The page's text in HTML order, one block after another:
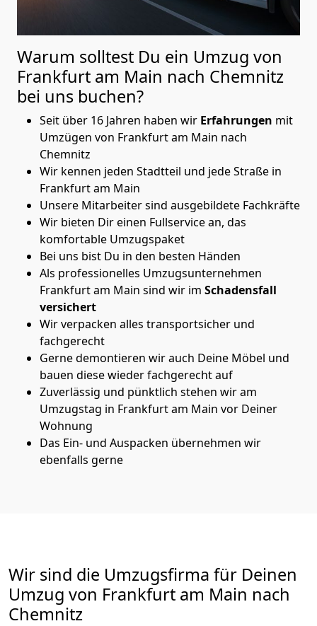
Warum solltest Du ein Umzug von
Frankfurt am Main nach Chemnitz
bei uns buchen?
Seit über 16 Jahren haben wir Erfahrungen mit
Umzügen von Frankfurt am Main nach
Chemnitz
Wir kennen jeden Stadtteil und jede Straße in
Frankfurt am Main
Unsere Mitarbeiter sind ausgebildete Fachkräfte
Wir bieten Dir einen Fullservice an, das
komfortable Umzugspaket
Bei uns bist Du in den besten Händen
Als professionelles Umzugsunternehmen
Frankfurt am Main sind wir im Schadensfall
versichert
Wir verpacken alles transportsicher und
fachgerecht
Gerne demontieren wir auch Deine Möbel und
bauen diese wieder fachgerecht auf
Zuverlässig und pünktlich stehen wir am
Umzugstag in Frankfurt am Main vor Deiner
Wohnung
Das Ein- und Auspacken übernehmen wir
ebenfalls gerne
Wir sind die Umzugsfirma für Deinen
Umzug von Frankfurt am Main nach
Chemnitz